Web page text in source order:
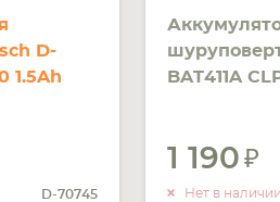
D-
1.5Ah
D-70745
BAT411A
1 190
Нет в наличии